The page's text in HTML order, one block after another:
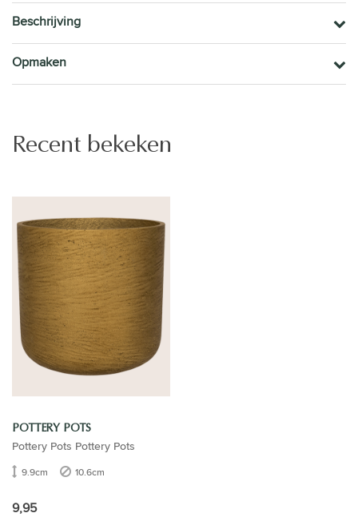
Beschrijving
Opmaken
Recent bekeken
POTTERY POTS
Pottery Pots Pottery Pots
9.9cm 10.6cm
9,95